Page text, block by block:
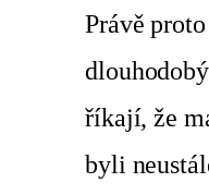
Právě
říkají, že
byli